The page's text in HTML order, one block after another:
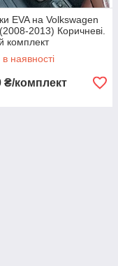
EVA на Volkswagen
2013) Коричневі.
комплект
наявності
₴/комплект